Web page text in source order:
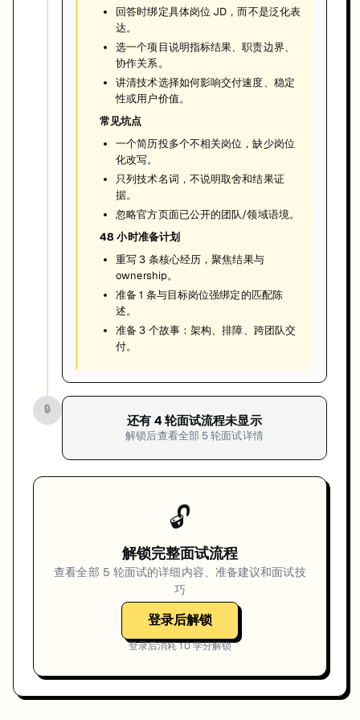
回答时绑定具体岗位 JD，而不是泛化表
达。
选一个项目说明指标结果、职责边界、
协作关系。
讲清技术选择如何影响交付速度、稳定
性或用户价值。
常见坑点
一个简历投多个不相关岗位，缺少岗位
化改写。
只列技术名词，不说明取舍和结果证
据。
忽略官方页面已公开的团队/领域语境。
48 小时准备计划
重写 3 条核心经历，聚焦结果与
ownership。
准备 1 条与目标岗位强绑定的匹配陈
述。
准备 3 个故事：架构、排障、跨团队交
付。
🔒
还有 4轮面试流程未显示
解锁后查看全部 5轮面试详情
🔓
解锁完整面试流程
查看全部 5 轮面试的详细内容、准备建议和面试技
巧
登录后解锁
登录后消耗10学分解锁